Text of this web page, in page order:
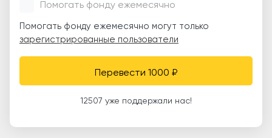
Помогать фонду ежемесячно
Помогать фонду ежемесячно могут только
зарегистрированные пользователи
Перевести 1000 ₽
12507 уже поддержали нас!